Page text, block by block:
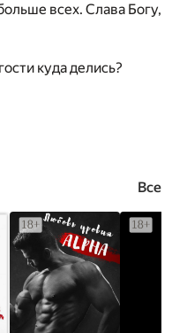
всех. Слава Богу,
куда делись?
Все